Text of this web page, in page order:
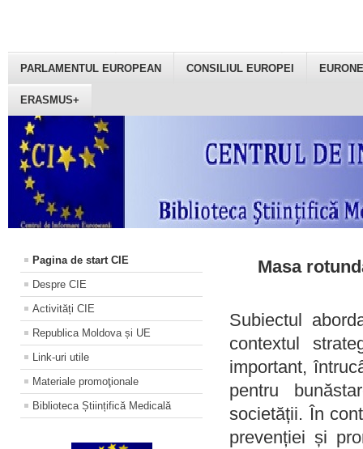
PARLAMENTUL EUROPEAN CONSILIUL EUROPEI
ERASMUS+
Pagina de start CIE
Despre CIE
Activități CIE
Republica Moldova și UE
Link-uri utile
Materiale promoţionale
Biblioteca Științifică Medicală
Masa
Subiectul
contextul
important,
pentru
societății. În
prevenției și